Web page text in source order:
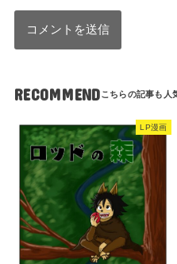
RECOMMEND
LP漫画